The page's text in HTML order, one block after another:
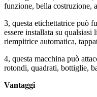
funzione, bella costruzione,
3, questa etichettatrice può
essere installata su
riempitrice automatica,
4, questa macchina può
rotondi, quadrati, bottiglie,
Vantaggi